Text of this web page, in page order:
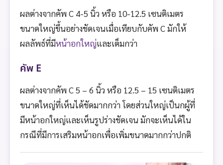
ผลต่างจากคัพ C 4-5 นิ้ว หรือ 10-12.5 เซนติเมตร
ขนาดใหญ่ขึ้นอย่างชัดเจนเมื่อเทียบกับคัพ C มักให้
ผลลัพธ์ที่มีหน้าอกใหญ่และเต็มกว่า
คัพ E
ผลต่างจากคัพ C 5 – 6 นิ้ว หรือ 12.5 – 15 เซนติเมตร
ขนาดใหญ่ที่เห็นได้ชัดมากกว่า โดยส่วนใหญ่เป็นกผู้ที่
มีหน้าอกใหญ่และเห็นรูปร่างชัดเจน มักจะเห็นได้ใน
กรณีที่มีการเสริมหน้าอกเพื่อเพิ่มขนาดมากกว่าปกติ